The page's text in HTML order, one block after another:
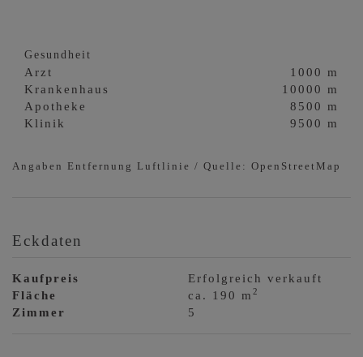
Gesundheit
Arzt
1000 m
Krankenhaus
10000 m
Apotheke
8500 m
Klinik
9500 m
Angaben Entfernung Luftlinie / Quelle: OpenStreetMap
Eckdaten
Kaufpreis
Erfolgreich verkauft
Fläche
ca. 190 m2
Zimmer 5